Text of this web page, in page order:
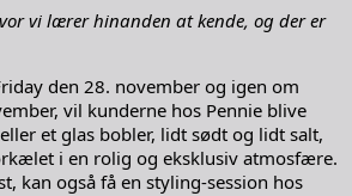
vi lærer hinanden at kende, og der er
den 28. november og igen om
vil kunderne hos Pennie blive
et glas bobler, lidt sødt og lidt salt,
i en rolig og eksklusiv atmosfære.
kan også få en styling-session hos